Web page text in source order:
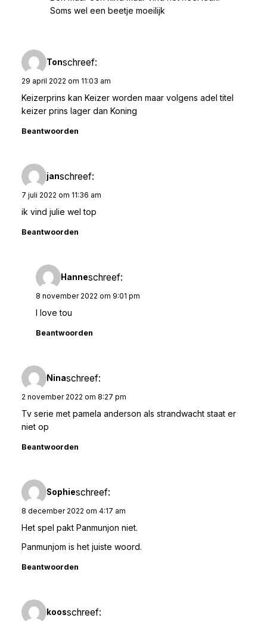
Soms wel een beetje moeilijk
Tonschreef:
29 april 2022 om 11:03 am
Keizerprins kan Keizer worden maar volgens adel titel
keizer prins lager dan Koning
Beantwoorden
janschreef:
7 juli 2022 om 11:36 am
ik vind julie wel top
Beantwoorden
Hanneschreef:
8 november 2022 om 9:01 pm
I love tou
Beantwoorden
Ninaschreef:
2 november 2022 om 8:27 pm
Tv serie met pamela anderson als strandwacht staat er
niet op
Beantwoorden
Sophieschreef:
8 december 2022 om 4:17 am
Het spel pakt Panmunjon niet.
Panmunjom is het juiste woord.
Beantwoorden
koosschreef: